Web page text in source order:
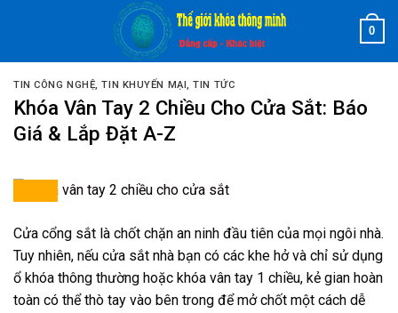
0
TIN CÔNG NGHỆ,TIN KHUYẾN MẠI,TIN TỨC
Khóa Vân Tay 2 Chiều Cho Cửa Sắt: Báo
Giá & Lắp Đặt A-Z
Cửa cổng sắt là chốt chặn an ninh đầu tiên của mọi ngôi nhà.
Tuy nhiên, nếu cửa sắt nhà bạn có các khe hở và chỉ sử dụng
ổ khóa thông thường hoặc khóa vân tay 1 chiều, kẻ gian hoàn
toàn có thể thò tay vào bên trong để mở chốt một cách dễ